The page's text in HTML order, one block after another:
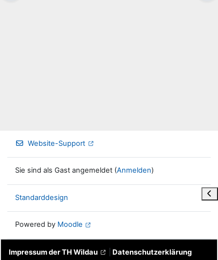
Website-Support
Sie sind als Gast angemeldet (Anmelden)
Standarddesign
Powered by Moodle
Impressum der TH Wildau Datenschutzerklärung